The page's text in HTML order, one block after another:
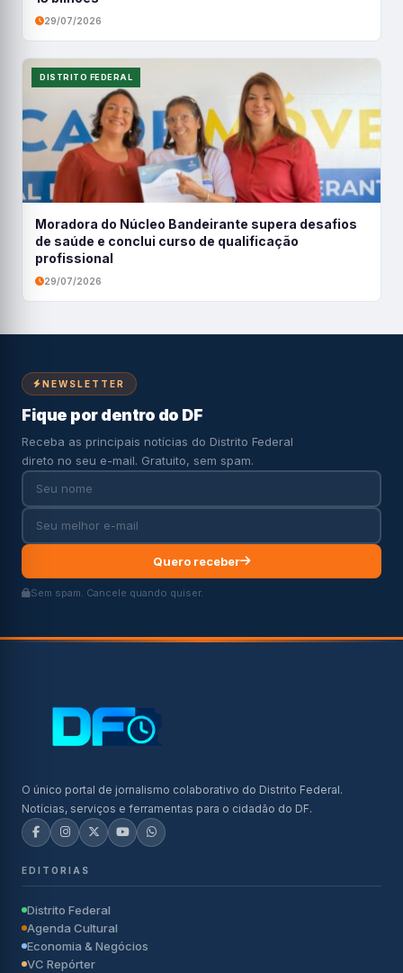
29/07/2026
DISTRITO FEDERAL
Moradora do Núcleo Bandeirante supera desafios
de saúde e conclui curso de qualificação
profissional
29/07/2026
NEWSLETTER
Fique por dentro do DF
Receba as principais notícias do Distrito Federal
direto no seu e-mail. Gratuito, sem spam.
Quero receber
Sem spam. Cancele quando quiser.
O único portal de jornalismo colaborativo do Distrito Federal.
Notícias, serviços e ferramentas para o cidadão do DF.
EDITORIAS
Distrito Federal
Agenda Cultural
Economia & Negócios
VC Repórter